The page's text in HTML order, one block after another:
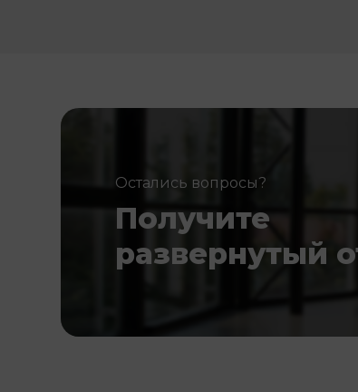
Остались вопросы?
Получите
развернутый